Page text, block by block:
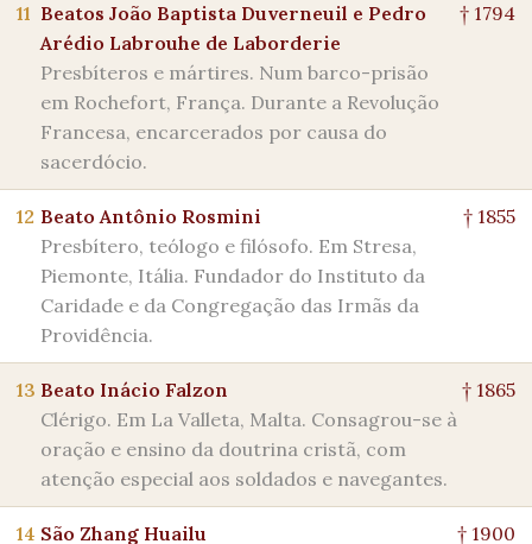
11 Beatos João Baptista Duverneuil e Pedro
Arédio Labrouhe de Laborderie
Presbíteros e mártires. Num barco-prisão
em Rochefort, França. Durante a Revolução
Francesa, encarcerados por causa do
sacerdócio.
† 1794
12 Beato Antônio Rosmini
Presbítero, teólogo e filósofo. Em Stresa,
Piemonte, Itália. Fundador do Instituto da
Caridade e da Congregação das Irmãs da
Providência.
† 1855
13 Beato Inácio Falzon
Clérigo. Em La Valleta, Malta. Consagrou-se à
oração e ensino da doutrina cristã, com
atenção especial aos soldados e navegantes.
† 1865
14 São Zhang Huailu
† 1900